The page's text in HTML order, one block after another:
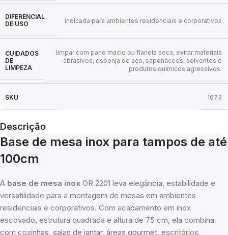
DIFERENCIAL
DE USO
indicada para ambientes residenciais e corporativos
CUIDADOS
DE
LIMPEZA
limpar com pano macio ou flanela seca, evitar materiais
abrasivos, esponja de aço, saponáceos, solventes e
produtos químicos agressivos.
SKU 1673
Descrição
Base de mesa inox para tampos de até
100cm
A base de mesa inox OR 2201 leva elegância, estabilidade e
versatilidade para a montagem de mesas em ambientes
residenciais e corporativos. Com acabamento em inox
escovado, estrutura quadrada e altura de 75 cm, ela combina
com cozinhas, salas de jantar, áreas gourmet, escritórios,